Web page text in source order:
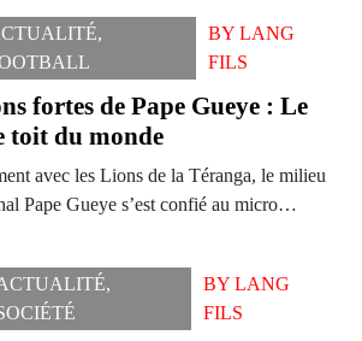
,
BYLANG
FILS
fortes de Pape Gueye : Le
toit du monde
avec les Lions de la Téranga, le milieu
Pape Gueye s’est confié au micro…
,
BYLANG
FILS